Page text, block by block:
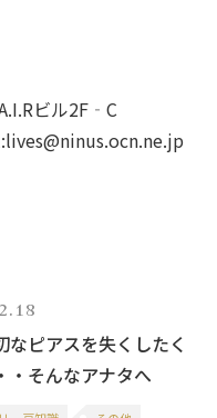
ビル2F‐C
なピアスを失くしたく
・そんなアナタへ